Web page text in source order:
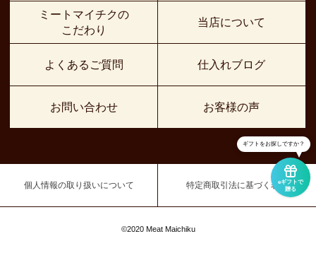
ミートマイチクの
こだわり
よくあるご質問
お問い合わせ
当店について
仕入れブログ
お客様の声
個人情報の取り扱いについて 特定商取引法に基づく表示
©2020 Meat Maichiku
eギフトで
贈る
ギフトをお探しですか？